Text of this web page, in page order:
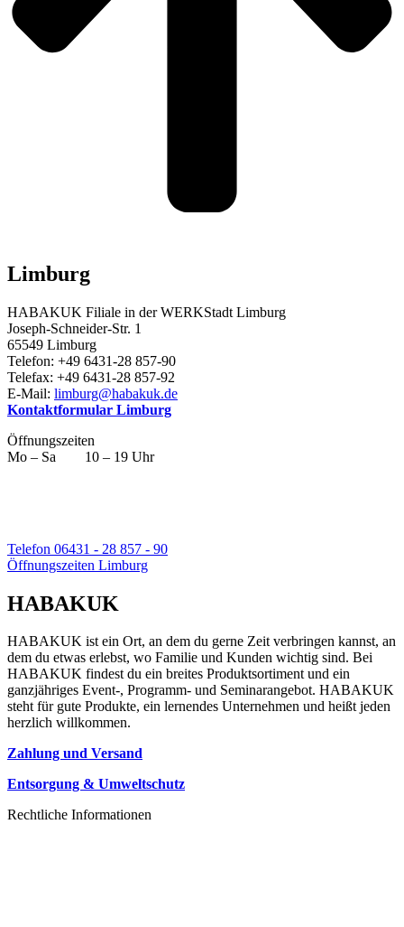
Limburg
HABAKUK Filiale in der WERKStadt Limburg
Joseph-Schneider-Str. 1
65549 Limburg
Telefon: +49 6431-28 857-90
Telefax: +49 6431-28 857-92
E-Mail: limburg@habakuk.de
Kontaktformular Limburg
Öffnungszeiten
Mo – Sa 10 – 19 Uhr
Telefon 06431 - 28 857 - 90
Öffnungszeiten Limburg
HABAKUK
HABAKUK ist ein Ort, an dem du gerne Zeit verbringen kannst, an
dem du etwas erlebst, wo Familie und Kunden wichtig sind. Bei
HABAKUK findest du ein breites Produktsortiment und ein
ganzjähriges Event-, Programm- und Seminarangebot. HABAKUK
steht für gute Produkte, ein lernendes Unternehmen und heißt jeden
herzlich willkommen.
Zahlung und Versand
Entsorgung & Umweltschutz
Rechtliche Informationen